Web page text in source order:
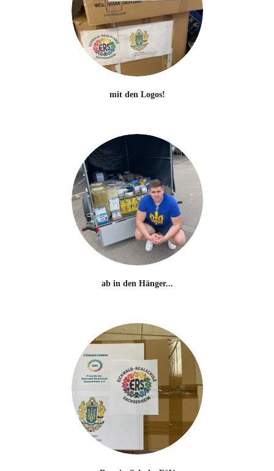
mit den Logos!
ab in den Hänger...